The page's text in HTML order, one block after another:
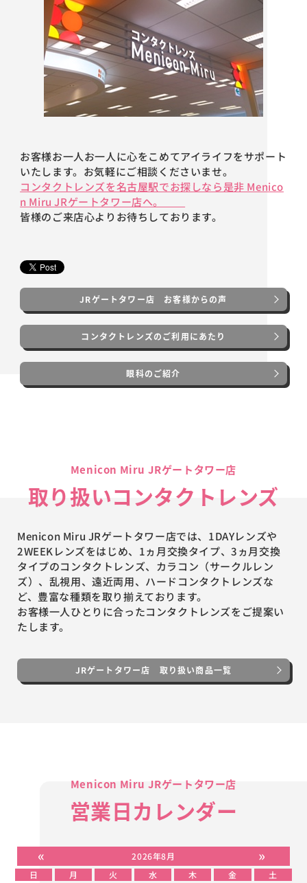
お客様お一人お一人に心をこめてアイライフをサポート
いたします。お気軽にご相談くださいませ。
コンタクトレンズを名古屋駅でお探しなら是非 Menico
n Miru JRゲートタワー店へ。
皆様のご来店心よりお待ちしております。
JRゲートタワー店 お客様からの声
コンタクトレンズのご利用にあたり
眼科のご紹介
Menicon Miru JRゲートタワー店
取り扱いコンタクトレンズ
Menicon Miru JRゲートタワー店では、1DAYレンズや
2WEEKレンズをはじめ、1ヵ月交換タイプ、3ヵ月交換
タイプのコンタクトレンズ、カラコン（サークルレン
ズ）、乱視用、遠近両用、ハードコンタクトレンズな
ど、豊富な種類を取り揃えております。
お客様一人ひとりに合ったコンタクトレンズをご提案い
たします。
JRゲートタワー店 取り扱い商品一覧
Menicon Miru JRゲートタワー店
営業日カレンダー
« 2026年8月 »
日 月 火 水 木 金 土